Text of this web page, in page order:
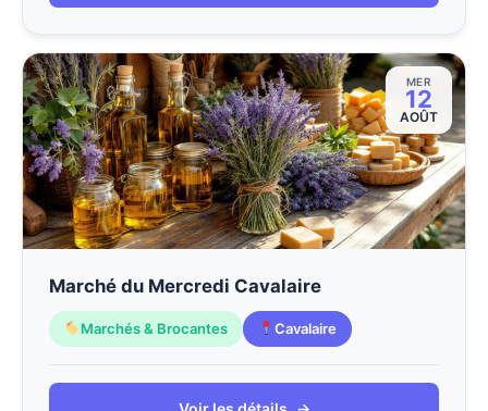
MER
12
AOÛT
Marché du Mercredi Cavalaire
Marchés & Brocantes Cavalaire